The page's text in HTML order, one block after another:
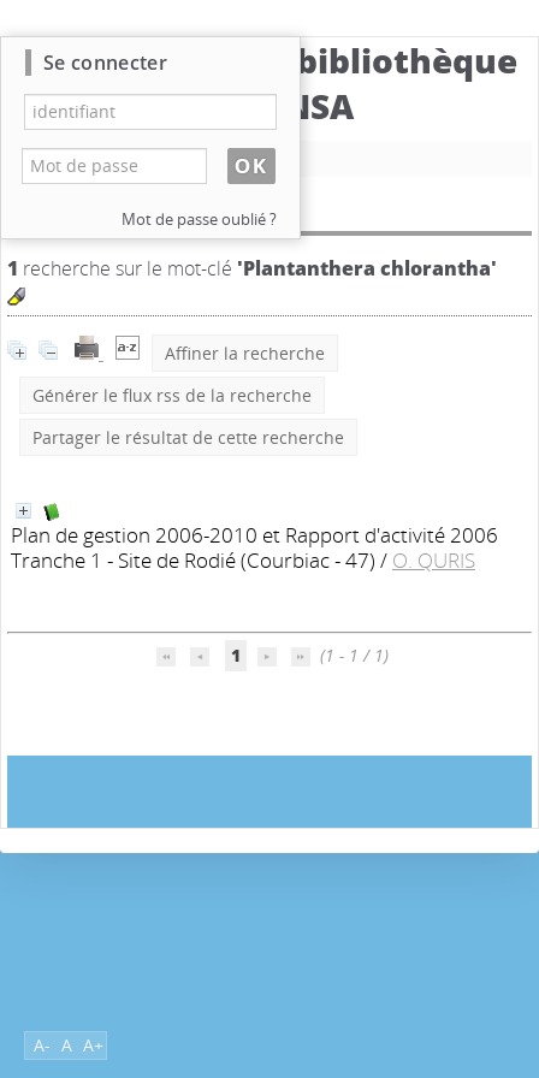
Catalogue de la bibliothèque
du CBNSA
Nouvelle recherche
Résultat de la recherche
1 recherche sur le mot-clé 'Plantanthera chlorantha'
Affiner la recherche
Générer le flux rss de la recherche
Partager le résultat de cette recherche
Plan de gestion 2006-2010 et Rapport d'activité 2006
Tranche 1 - Site de Rodié (Courbiac - 47) / O. QURIS
1 (1 - 1 / 1)
A- A A+
Se connecter
Mot de passe oublié ?